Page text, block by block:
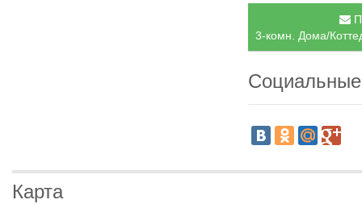
3-комн. Дома/
Карта